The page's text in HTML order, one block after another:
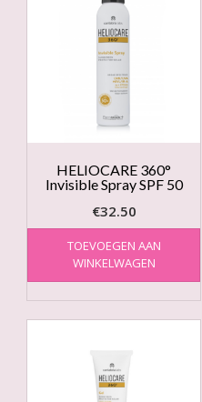
HELIOCARE 360°
Invisible Spray SPF 50
€32.50
TOEVOEGEN AAN
WINKELWAGEN